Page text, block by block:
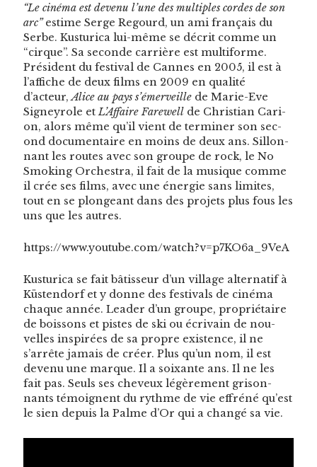
“Le ciné­ma est devenu l’une des mul­ti­ples cordes de son
arc”estime Serge Regourd, un ami français du
Serbe. Kus­turi­ca lui-même se décrit comme un
“cirque”. Sa sec­onde car­rière est mul­ti­forme.
Prési­dent du fes­ti­val de Cannes en 2005, il est à
l’affiche de deux films en 2009 en qual­ité
d’acteur,Alice au pays s’émerveille de Marie-Eve
Signey­role etL’Af­faire Farewell de Chris­t­ian Car­i­
on, alors même qu’il vient de ter­min­er son sec­
ond doc­u­men­taire en moins de deux ans. Sil­lon­
nant les routes avec son groupe de rock, le No
Smok­ing Orches­tra, il fait de la musique comme
il crée ses films, avec une énergie sans lim­ites,
tout en se plongeant dans des pro­jets plus fous les
uns que les autres.
https://www.youtube.com/watch?v=p7KO6a_9VeA
Kus­turi­ca se fait bâtis­seur d’un vil­lage alter­natif à
Küs­ten­dorf et y donne des fes­ti­vals de ciné­ma
chaque année. Leader d’un groupe, pro­prié­taire
de bois­sons et pistes de ski ou écrivain de nou­
velles inspirées de sa pro­pre exis­tence, il ne
s’arrête jamais de créer. Plus qu’un nom, il est
devenu une mar­que. Il a soix­ante ans. Il ne les
fait pas. Seuls ses cheveux légère­ment grison­
nants témoignent du rythme de vie effréné qu’est
le sien depuis la Palme d’Or qui a changé sa vie.